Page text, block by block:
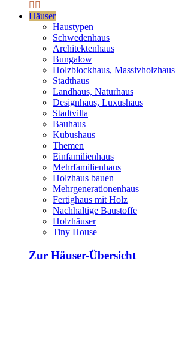
Häuser
Haustypen
Schwedenhaus
Architektenhaus
Bungalow
Holzblockhaus, Massivholzhaus
Stadthaus
Landhaus, Naturhaus
Designhaus, Luxushaus
Stadtvilla
Bauhaus
Kubushaus
Themen
Einfamilienhaus
Mehrfamilienhaus
Holzhaus bauen
Mehrgenerationenhaus
Fertighaus mit Holz
Nachhaltige Baustoffe
Holzhäuser
Tiny House
Zur Häuser-Übersicht